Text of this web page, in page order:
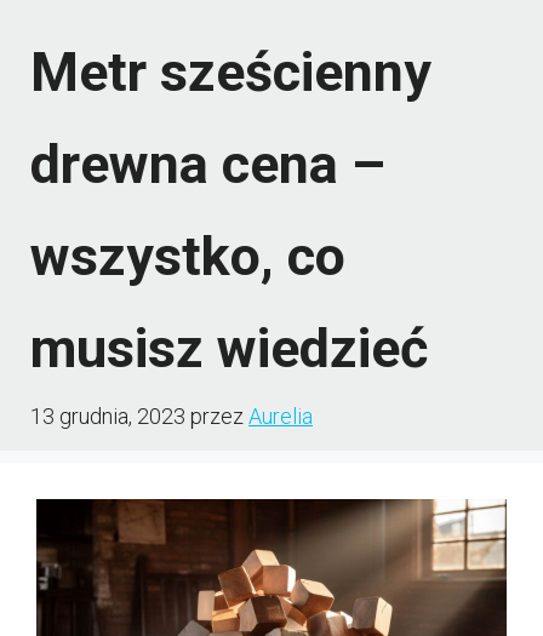
Metr sześcienny
drewna cena –
wszystko, co
musisz wiedzieć
13 grudnia, 2023 przez Aurelia